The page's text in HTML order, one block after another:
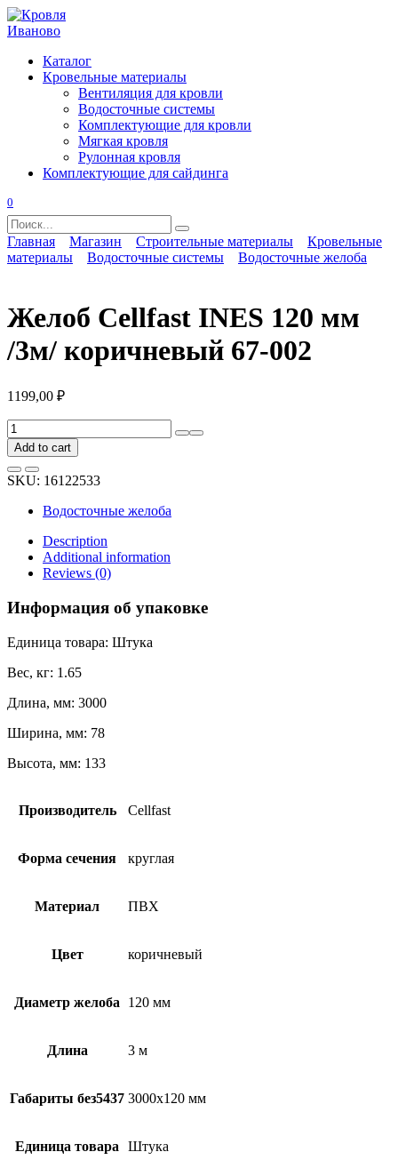
Перейти
к
Каталог
Кровельные материалы
Вентиляция для кровли
Водосточные системы
Комплектующие для кровли
Мягкая кровля
Рулонная кровля
Комплектующие для сайдинга
0
Search
for:
Главная Магазин Строительные материалы
Кровельные
материалы
Водосточные системы Водосточные желоба
Желоб Cellfast INES 120 мм
/3м/ коричневый 67-002
1199,00 ₽
Желоб
Cellfast
INES
120
мм
/3м/
коричневый
quantity
Add to cart
SKU: 16122533
Водосточные желоба
Description
Additional information
Reviews (0)
Информация об упаковке
Единица товара: Штука
Вес, кг: 1.65
Длина, мм: 3000
Ширина, мм: 78
Высота, мм: 133
Производитель Cellfast
Форма сечения круглая
Материал ПВХ
Цвет коричневый
Диаметр желоба 120 мм
Длина 3 м
Габариты без5437 3000х120 мм
Единица товара Штука